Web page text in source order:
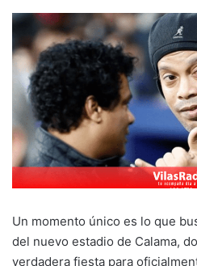
Un momento único es lo que
del nuevo estadio de Calama,
verdadera fiesta para